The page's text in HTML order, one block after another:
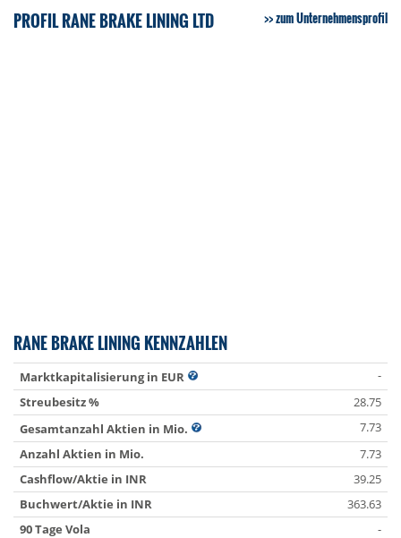
PROFIL RANE BRAKE LINING LTD zum Unternehmensprofil
RANE BRAKE LINING KENNZAHLEN
Marktkapitalisierung in EUR
-
Streubesitz %
28.75
Gesamtanzahl Aktien in Mio.
7.73
Anzahl Aktien in Mio.
7.73
Cashflow/Aktie in INR
39.25
Buchwert/Aktie in INR
363.63
90 Tage Vola
-